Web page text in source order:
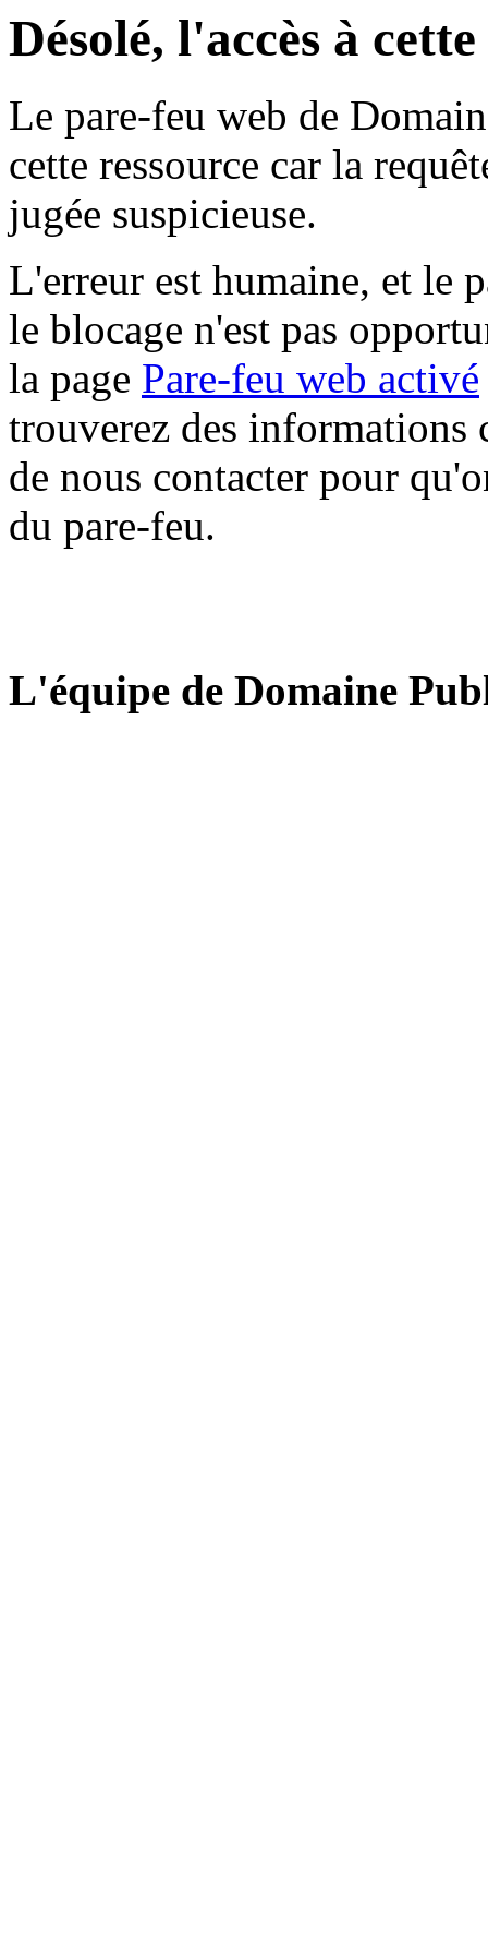
Désolé, l'accès à
Le pare-feu web de
cette ressource car la
jugée suspicieuse.
L'erreur est humaine, et le
le blocage n'est pas
la page Pare-feu web activé
trouverez des informations
de nous contacter pour
du pare-feu.
L'équipe de Domaine